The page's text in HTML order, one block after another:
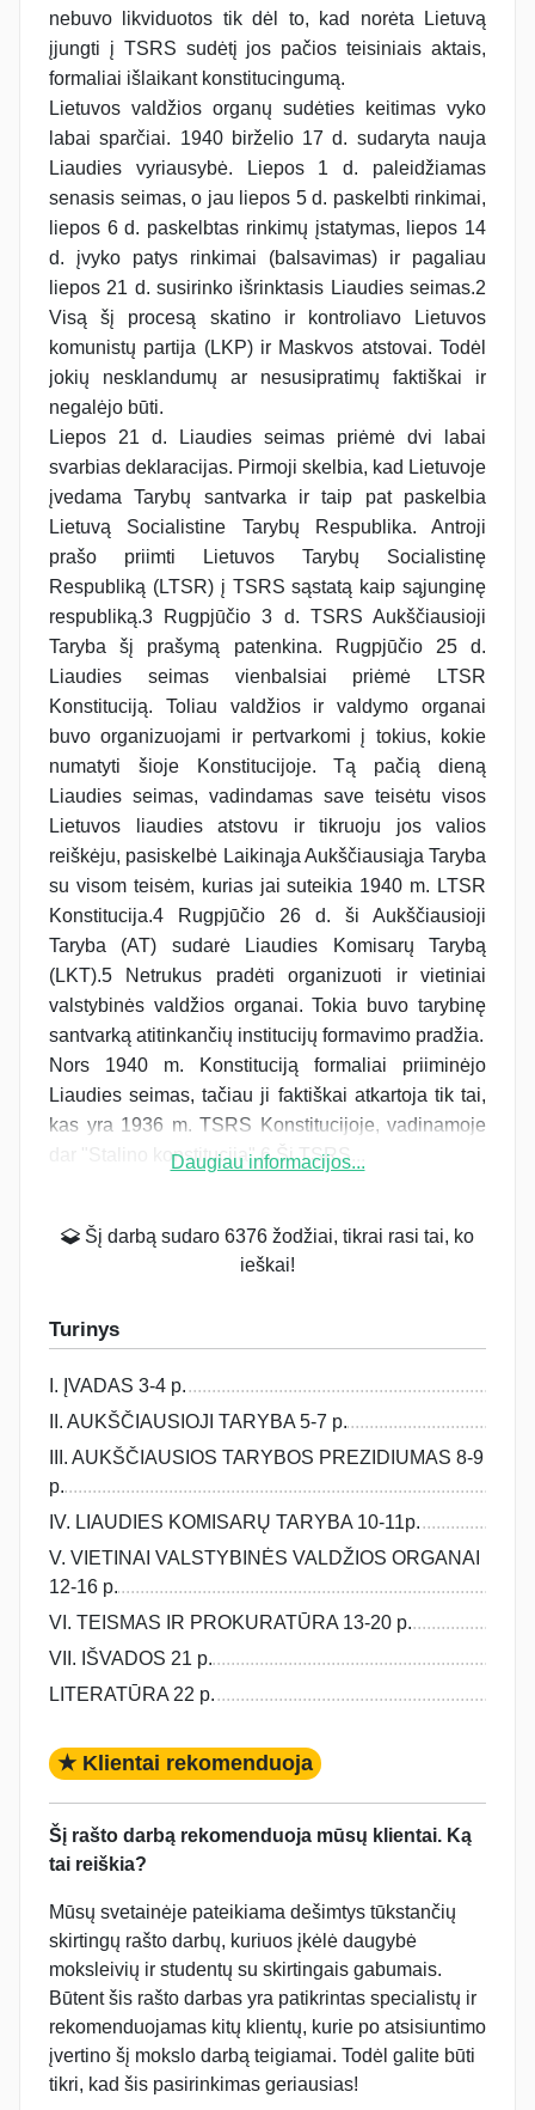
nebuvo likviduotos tik dėl to, kad norėta Lietuvą
įjungti į TSRS sudėtį jos pačios teisiniais aktais,
formaliai išlaikant konstitucingumą.
Lietuvos valdžios organų sudėties keitimas vyko
labai sparčiai. 1940 birželio 17 d. sudaryta nauja
Liaudies vyriausybė. Liepos 1 d. paleidžiamas
senasis seimas, o jau liepos 5 d. paskelbti rinkimai,
liepos 6 d. paskelbtas rinkimų įstatymas, liepos 14
d. įvyko patys rinkimai (balsavimas) ir pagaliau
liepos 21 d. susirinko išrinktasis Liaudies seimas.2
Visą šį procesą skatino ir kontroliavo Lietuvos
komunistų partija (LKP) ir Maskvos atstovai. Todėl
jokių nesklandumų ar nesusipratimų faktiškai ir
negalėjo būti.
Liepos 21 d. Liaudies seimas priėmė dvi labai
svarbias deklaracijas. Pirmoji skelbia, kad Lietuvoje
įvedama Tarybų santvarka ir taip pat paskelbia
Lietuvą Socialistine Tarybų Respublika. Antroji
prašo priimti Lietuvos Tarybų Socialistinę
Respubliką (LTSR) į TSRS sąstatą kaip sąjunginę
respubliką.3 Rugpjūčio 3 d. TSRS Aukščiausioji
Taryba šį prašymą patenkina. Rugpjūčio 25 d.
Liaudies seimas vienbalsiai priėmė LTSR
Konstituciją. Toliau valdžios ir valdymo organai
buvo organizuojami ir pertvarkomi į tokius, kokie
numatyti šioje Konstitucijoje. Tą pačią dieną
Liaudies seimas, vadindamas save teisėtu visos
Lietuvos liaudies atstovu ir tikruoju jos valios
reiškėju, pasiskelbė Laikinąja Aukščiausiąja Taryba
su visom teisėm, kurias jai suteikia 1940 m. LTSR
Konstitucija.4 Rugpjūčio 26 d. ši Aukščiausioji
Taryba (AT) sudarė Liaudies Komisarų Tarybą
(LKT).5 Netrukus pradėti organizuoti ir vietiniai
valstybinės valdžios organai. Tokia buvo tarybinę
santvarką atitinkančių institucijų formavimo pradžia.
Nors 1940 m. Konstituciją formaliai priiminėjo
Liaudies seimas, tačiau ji faktiškai atkartoja tik tai,
kas yra 1936 m. TSRS Konstitucijoje, vadinamoje
dar "Stalino konstitucija".6 Ši TSRS...
Daugiau informacijos...
Šį darbą sudaro 6376 žodžiai, tikrai rasi tai, ko
ieškai!
Turinys
I. ĮVADAS 3-4 p.
II. AUKŠČIAUSIOJI TARYBA 5-7 p.
III. AUKŠČIAUSIOS TARYBOS PREZIDIUMAS 8-9
p.
IV. LIAUDIES KOMISARŲ TARYBA 10-11p.
V. VIETINAI VALSTYBINĖS VALDŽIOS ORGANAI
12-16 p.
VI. TEISMAS IR PROKURATŪRA 13-20 p.
VII. IŠVADOS 21 p.
LITERATŪRA 22 p.
★ Klientai rekomenduoja
Šį rašto darbą rekomenduoja mūsų klientai. Ką
tai reiškia?
Mūsų svetainėje pateikiama dešimtys tūkstančių
skirtingų rašto darbų, kuriuos įkėlė daugybė
moksleivių ir studentų su skirtingais gabumais.
Būtent šis rašto darbas yra patikrintas specialistų ir
rekomenduojamas kitų klientų, kurie po atsisiuntimo
įvertino šį mokslo darbą teigiamai. Todėl galite būti
tikri, kad šis pasirinkimas geriausias!